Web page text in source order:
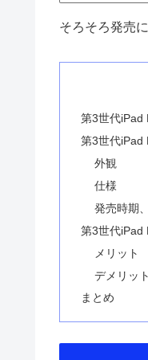
そろそろ発売
第3世代iPad
第3世代iPad
外観
仕様
発売時期
第3世代iPad
メリット
デメリット
まとめ